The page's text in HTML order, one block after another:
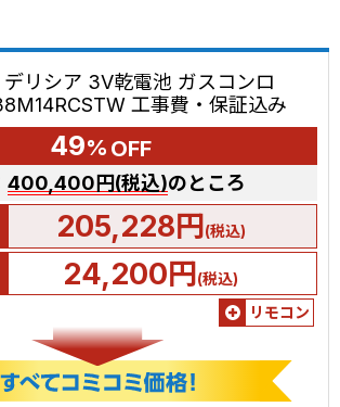
デリシア 3V乾電池 ガスコンロ
工事費・保証込み
49% OFF
400,400円(税込)のところ
205,228円(税込)
24,200円(税込)
リモコン